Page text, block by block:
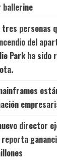
ballerine
personas
del
Park ha sido
director
reporta